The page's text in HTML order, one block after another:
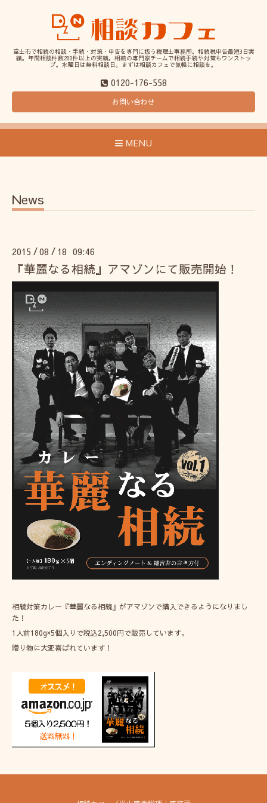
富士市で相続の相談・手続・対策・申告を専門に扱う税理士事務所。相続税申告最短3日実
績。年間相談件数200件以上の実績。相続の専門家チームで相続手続や対策もワンストッ
プ。水曜日は無料相談日。まずは相談カフェで気軽に相談を。
0120-176-558
お問い合わせ
MENU
News
2015 /08 / 18 09:46
『華麗なる相続』アマゾンにて販売開始！
相続対策カレー『華麗なる相続』がアマゾンで購入できるようになりまし
た！
1人前180g×5個入りで税込2,500円で販売しています。
贈り物に大変喜ばれています！